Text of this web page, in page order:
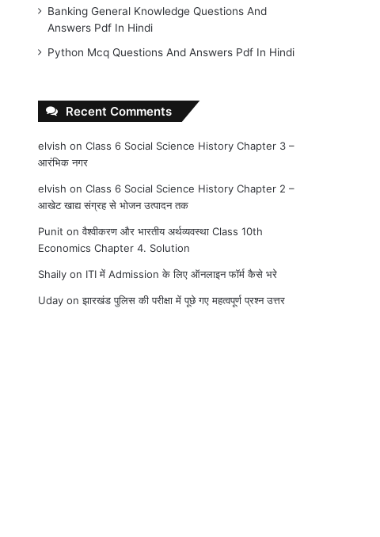
Banking General Knowledge Questions And
Answers Pdf In Hindi
Python Mcq Questions And Answers Pdf In Hindi
Recent Comments
elvish onClass 6 Social Science History Chapter 3 –
आरंभिक नगर
elvish onClass 6 Social Science History Chapter 2 –
आखेट खाद्य संग्रह से भोजन उत्पादन तक
Punit onवैश्वीकरण और भारतीय अर्थव्यवस्था Class 10th
Economics Chapter 4. Solution
Shaily on ITI में Admission के लिए ऑनलाइन फॉर्म कैसे भरे
Uday onझारखंड पुलिस की परीक्षा में पूछे गए महत्वपूर्ण प्रश्न उत्तर